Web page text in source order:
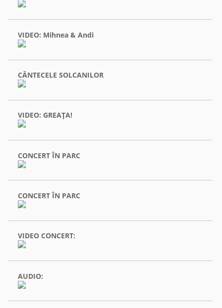
VIDEO: Mihnea & Andi
CÂNTECELE SOLCANILOR
VIDEO: GREAŢA!
CONCERT ÎN PARC
CONCERT ÎN PARC
VIDEO CONCERT:
AUDIO: